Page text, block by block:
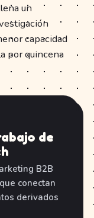
un
capacidad
por quincena
de
B2B
conectan
derivados